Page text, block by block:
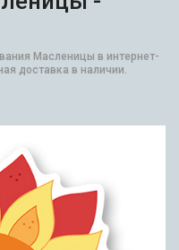
Масленицы в интернет-
доставка в наличии.